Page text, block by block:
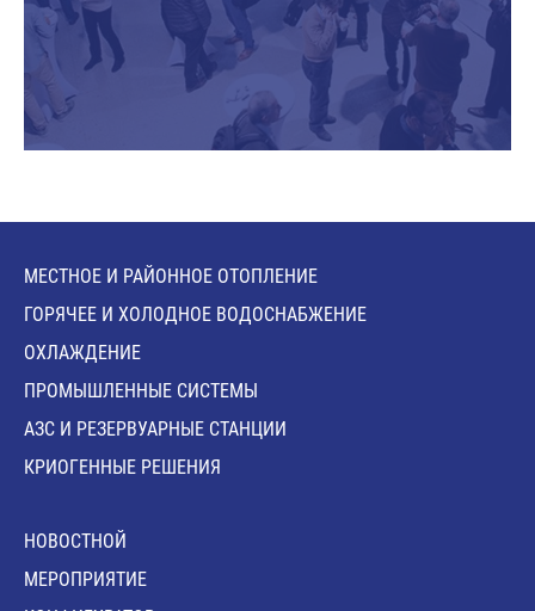
МЕСТНОЕ И РАЙОННОЕ ОТОПЛЕНИЕ
ГОРЯЧЕЕ И ХОЛОДНОЕ ВОДОСНАБЖЕНИЕ
ОХЛАЖДЕНИЕ
ПРОМЫШЛЕННЫЕ СИСТЕМЫ
АЗС И РЕЗЕРВУАРНЫЕ СТАНЦИИ
КРИОГЕННЫЕ РЕШЕНИЯ
HОВОСТНОЙ
MЕРОПРИЯТИЕ